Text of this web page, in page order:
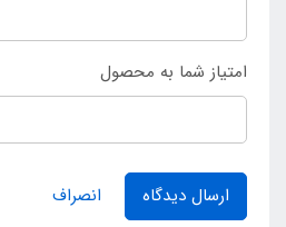
امتیاز شما به محصول
ارسال دیدگاه انصراف